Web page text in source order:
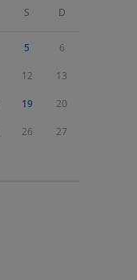
S D
5 6
12 13
19 20
26 27